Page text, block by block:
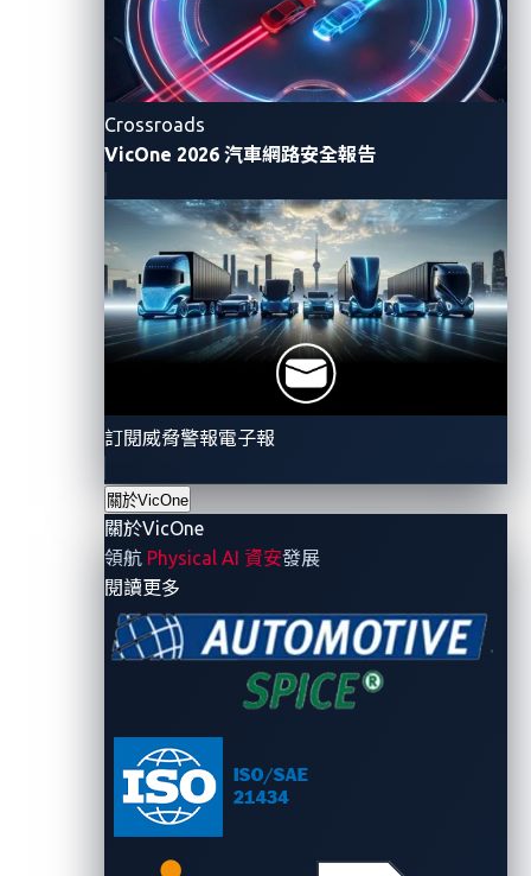
Crossroads
VicOne 2026 汽車網路安全報告
訂閱威脅警報電子報
關於VicOne
關於VicOne
領航 Physical AI 資安發展
閱讀更多
攻擊目標
針對Tesla Model 3/Y Tesla Model S/X的
單元破解競賽。優勝者將有機會贏得高達
車載資訊娛樂
系統
IVI是駭客的熱門攻擊目標，現場將提供三台IVI
WT7600NEX。
電動車充電器
行動裝置應用程式、低功耗藍牙(BLE)連線，
有機會對電動車造成損害。現場將提供六款
ChargePoint Home Flex、Phoenix Contact
EV Charger Level 2、JuiceBox 40 Smart EV
Autel MaxiCharger AC Wallbox Commercial
Ubiquiti Connect EV Station
參賽者必須試圖攻擊Automotive Grade Linux
目標的參賽者，如果利用了BlueZ、oFono和
可以獲得額外的10,000美元獎金。
Pwn2Own Automotive共分成四大競賽類別：Tesla
車載資訊娛樂(IVI)系統、電動車充電器，以及作業系
統。每個組別都有要達成的目標，參賽者在
程中請告知欲參賽的類別。所有參賽作品必須侵入設備
並示範在設備上得以執行任意代碼。
參賽者必須成功利用新發現的漏洞來修改聯網汽車程
式或處理程序的標準執行方式，以便可以執行任意指